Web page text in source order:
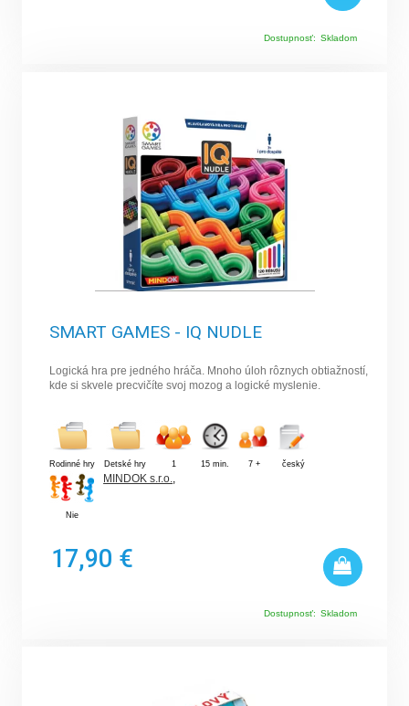
Dostupnosť: Skladom
SMART GAMES - IQ NUDLE
Logická hra pre jedného hráča. Mnoho úloh rôznych obtiažností,
kde si skvele precvičíte svoj mozog a logické myslenie.
Rodinné hry Detské hry 1 15 min. 7 + český
Nie
MINDOK s.r.o.
17,90 €
Dostupnosť: Skladom